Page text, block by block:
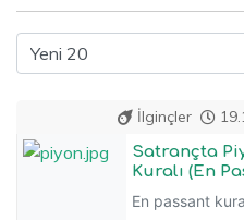
İlginçler
Satrançta
Kuralı (En
En passant